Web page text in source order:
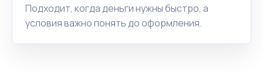
Подходит, когда деньги нужны быстро, а
условия важно понять до оформления.